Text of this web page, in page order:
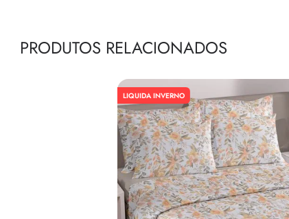
PRODUTOS RELACIONADOS
LIQUIDA INVERNO